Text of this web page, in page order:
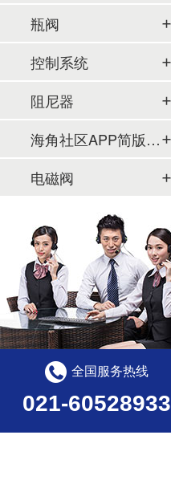
瓶阀
控制系统
阻尼器
海角社区APP简版下载及管件
电磁阀
全国服务热线
021-60528933